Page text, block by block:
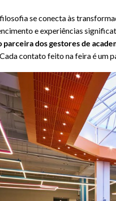
se conecta às
e experiências
parceira dos gestores de
contato feito na feira é um